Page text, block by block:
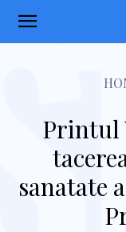
Salvati
Printul
sanatate